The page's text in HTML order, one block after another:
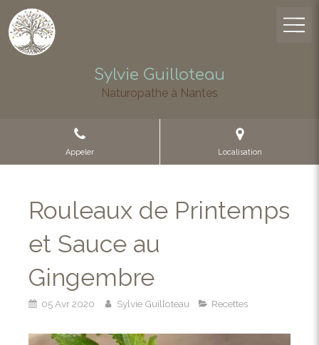
Sylvie Guilloteau
Naturopathe à Nantes
Appeler Localisation
Rouleaux de Printemps
et Sauce au
Gingembre
05 Avr 2020 Sylvie Guilloteau Recettes